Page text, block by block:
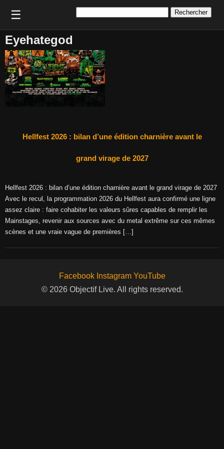
☰
Eyehategod
Hellfest 2026 : bilan d’une édition charnière avant le
grand virage de 2027
Hellfest 2026 : bilan d’une édition charnière avant le grand virage de 2027
Avec le recul, la programmation 2026 du Hellfest aura confirmé une ligne
assez claire : faire cohabiter les valeurs sûres capables de remplir les
Mainstages, revenir aux sources avec du metal extrême sur ces mêmes
scènes et une vraie vague de premières […]
Facebook Instagram YouTube
© 2026 Objectif Live. All rights reserved.